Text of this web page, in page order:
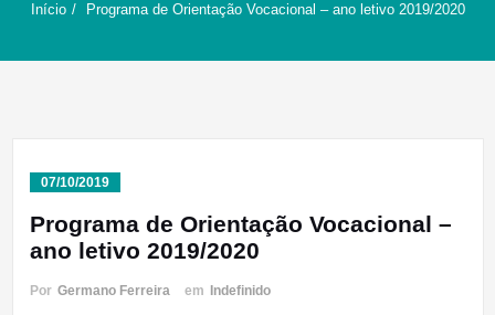
Início Programa de Orientação Vocacional – ano letivo 2019/2020
07/10/2019
Programa de Orientação Vocacional –
ano letivo 2019/2020
Por Germano Ferreira em Indefinido